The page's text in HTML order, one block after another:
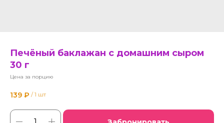
Печёный баклажан с домашним сыром
30 г
Цена за порцию
139 ₽ / 1 шт